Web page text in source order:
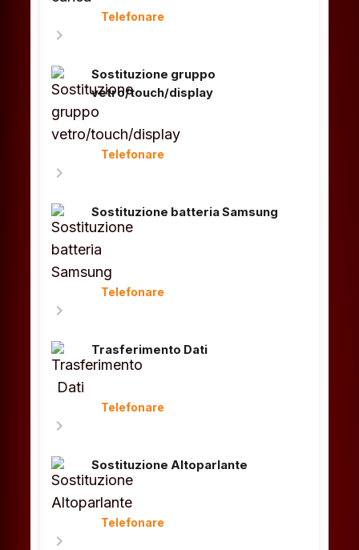
Telefonare
chevron_right
Sostituzione gruppo
vetro/touch/display
Telefonare
chevron_right
Sostituzione batteria Samsung
Telefonare
chevron_right
Trasferimento Dati
Telefonare
chevron_right
Sostituzione Altoparlante
Telefonare
chevron_right